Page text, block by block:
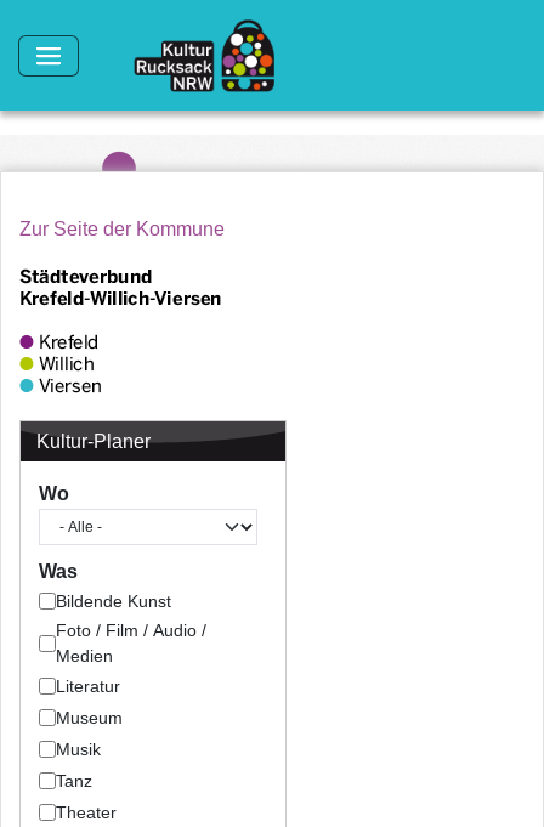
Zur Seite der Kommune
Kultur-Planer
Wo
Was
Bildende Kunst
Foto / Film / Audio /
Medien
Literatur
Museum
Musik
Tanz
Theater